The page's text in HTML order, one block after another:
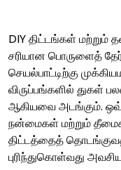
DIY திட்டங்கள் மற்றும்
சரியான பொருளைத்
செயல்பாட்டிற்கு
விருப்பங்களில் துகள்
ஆகியவை அடங்கும்.
நன்மைகள் மற்றும்
திட்டத்தைத்
புரிந்துகொள்வது